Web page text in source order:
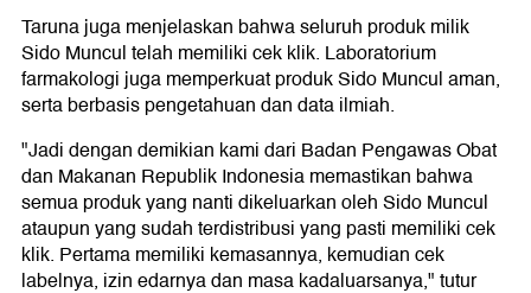
Taruna juga menjelaskan bahwa seluruh produk milik
Sido Muncul telah memiliki cek klik. Laboratorium
farmakologi juga memperkuat produk Sido Muncul aman,
serta berbasis pengetahuan dan data ilmiah.
"Jadi dengan demikian kami dari Badan Pengawas Obat
dan Makanan Republik Indonesia memastikan bahwa
semua produk yang nanti dikeluarkan oleh Sido Muncul
ataupun yang sudah terdistribusi yang pasti memiliki cek
klik. Pertama memiliki kemasannya, kemudian cek
labelnya, izin edarnya dan masa kadaluarsanya," tutur